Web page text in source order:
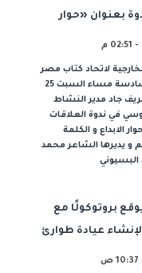
بعنوان «حوار
لاتحاد كتاب مصر
في ندوتها الشهرية في السادسة مساء السبت 25
جاد مدير النشاط
في ندوة العلاقات
الابداع و الكلمة
و يديرها الشاعر محمد
بروتوكولًا مع
عيادة طوارئ
نصر